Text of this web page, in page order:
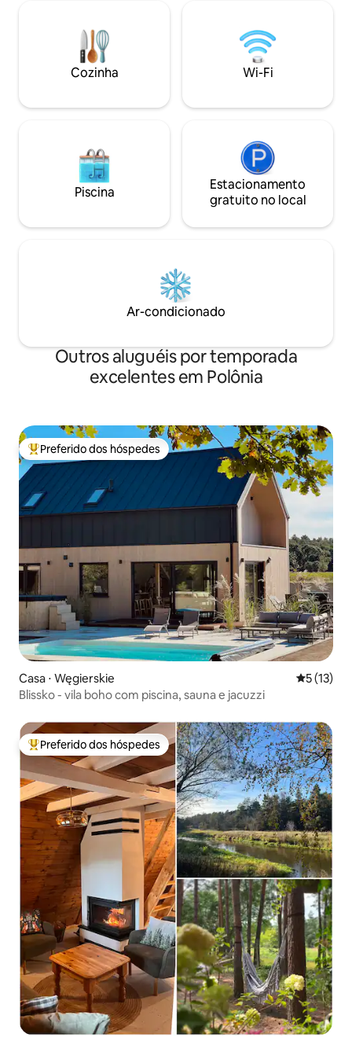
verdadeira tranquilidade. As manhãs
aqui começam com a luz que entra pelas
grandes janelas e a vista da névoa
pairando sobre os prados. As noites —
itens. Há
as noites frias.
Cozinha Wi-Fi
Piscina
Estacionamento
gratuito no local
Ar-condicionado
Outros aluguéis por temporada
excelentes em Polônia
Entre os melhores preferidos dos hóspedes
Preferido dos hóspedes
Casa ⋅ Węgierskie 5 de uma
5 (13)
Blissko - vila boho com piscina, sauna e jacuzzi
Entre os melhores preferidos dos hóspedes
Preferido dos hóspedes